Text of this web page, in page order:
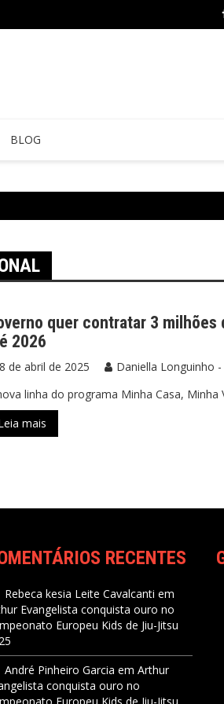
BLOG
quer contratar 3
2026
8 de abril de 2025 Daniella Longuinho
linha do programa Minha Casa, Minha
mais
RECENTES
Rebeca kesia Leite Cavalcanti em
Evangelista conquista ouro no
Europeu Kids de Jiu-Jitsu
André Pinheiro Garcia em Arthur
conquista ouro no